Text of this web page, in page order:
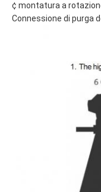
¢ montatura a
Connessione di purga